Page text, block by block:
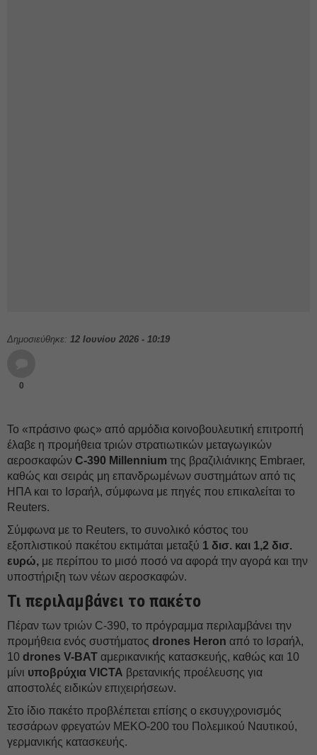
Δημοσιεύθηκε: 12 Ιουνίου 2026 - 10:19
0
Το «πράσινο φως» από αρμόδια κοινοβουλευτική επιτροπή
έλαβε η προμήθεια τριών στρατιωτικών μεταγωγικών
αεροσκαφών C-390 Millennium της βραζιλιάνικης Embraer,
καθώς και σειράς μη επανδρωμένων συστημάτων από τις
ΗΠΑ και το Ισραήλ, σύμφωνα με πηγές που επικαλείται το
Reuters.
Σύμφωνα με το Reuters, το συνολικό κόστος του
εξοπλιστικού πακέτου εκτιμάται μεταξύ 1 δισ. και 1,2 δισ.
ευρώ, με περίπου το μισό ποσό να αφορά την αγορά και την
υποστήριξη των νέων αεροσκαφών.
Τι περιλαμβάνει το πακέτο
Πέραν των τριών C-390, το πρόγραμμα περιλαμβάνει την
προμήθεια ενός συστήματος drones Heron από το Ισραήλ,
10 drones V-BAT αμερικανικής κατασκευής, καθώς και 10
μίνι υποβρύχια VICTA βρετανικής προέλευσης για
αποστολές ειδικών επιχειρήσεων.
Στο ίδιο πακέτο προβλέπεται επίσης ο εκσυγχρονισμός
τεσσάρων φρεγατών MEKO-200 του Πολεμικού Ναυτικού,
γερμανικής κατασκευής.